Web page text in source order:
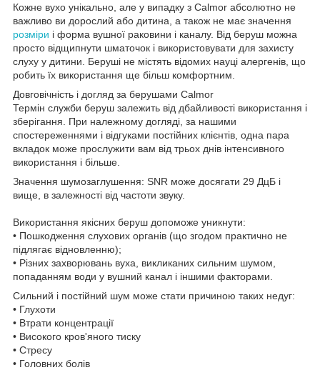
Кожне вухо унікально, але у випадку з Calmor абсолютно не
важливо ви дорослий або дитина, а також не має значення
розміри і форма вушної раковини і каналу. Від беруш можна
просто відщипнути шматочок і використовувати для захисту
слуху у дитини. Беруші не містять відомих науці алергенів, що
робить їх використання ще більш комфортним.
Довговічність і догляд за берушами Calmor
Термін служби беруш залежить від дбайливості використання і
зберігання. При належному догляді, за нашими
спостереженнями і відгуками постійних клієнтів, одна пара
вкладок може прослужити вам від трьох днів інтенсивного
використання і більше.
Значення шумозаглушення: SNR може досягати 29 ДцБ і
вище, в залежності від частоти звуку.
Використання якісних беруш допоможе уникнути:
• Пошкодження слухових органів (що згодом практично не
підлягає відновленню);
• Різних захворювань вуха, викликаних сильним шумом,
попаданням води у вушний канал і іншими факторами.
Сильний і постійний шум може стати причиною таких недуг:
• Глухоти
• Втрати концентрації
• Високого кров'яного тиску
• Стресу
• Головних болів